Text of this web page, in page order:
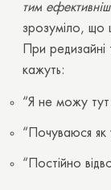
тим
зрозуміло, що
При редизайні
кажуть:
“Я не можу тут
“Почуваюся як
“Постійно